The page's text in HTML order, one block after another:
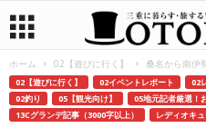
ホーム 02【遊びに行く】 桑名から南伊
02【遊びに行く】 02イベントレポート 02
02釣り
05【観光向け】
05地元記者厳選！
13Cグランデ記事（3000字以上）
レディオキ